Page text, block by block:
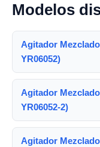
Modelos
Agitador
YR06052)
Agitador
YR06052-2)
Agitador